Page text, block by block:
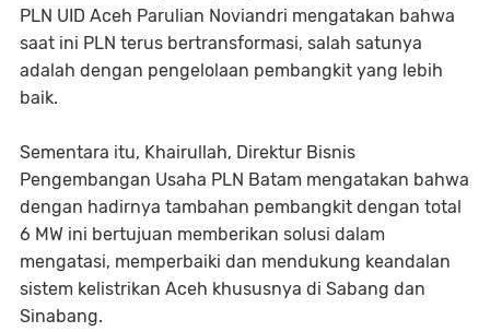
PLN UID Aceh Parulian Noviandri mengatakan bahwa
saat ini PLN terus bertransformasi, salah satunya
adalah dengan pengelolaan pembangkit yang lebih
baik.
Sementara itu, Khairullah, Direktur Bisnis
Pengembangan Usaha PLN Batam mengatakan bahwa
dengan hadirnya tambahan pembangkit dengan total
6 MW ini bertujuan memberikan solusi dalam
mengatasi, memperbaiki dan mendukung keandalan
sistem kelistrikan Aceh khususnya di Sabang dan
Sinabang.